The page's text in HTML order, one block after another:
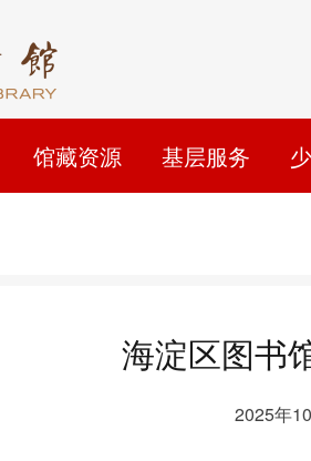
馆藏资源 基层服务
海淀区图书
2025年